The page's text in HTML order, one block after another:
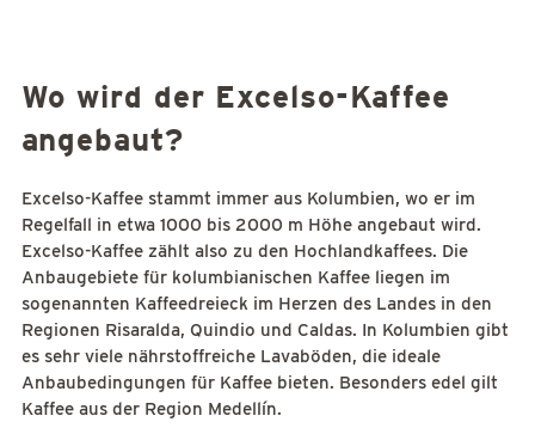
Wo wird der Excelso-Kaffee
angebaut?
Excelso-Kaffee stammt immer aus Kolumbien, wo er im
Regelfall in etwa 1000 bis 2000 m Höhe angebaut wird.
Excelso-Kaffee zählt also zu den Hochlandkaffees. Die
Anbaugebiete für kolumbianischen Kaffee liegen im
sogenannten Kaffeedreieck im Herzen des Landes in den
Regionen Risaralda, Quindio und Caldas. In Kolumbien gibt
es sehr viele nährstoffreiche Lavaböden, die ideale
Anbaubedingungen für Kaffee bieten. Besonders edel gilt
Kaffee aus der Region Medellín.